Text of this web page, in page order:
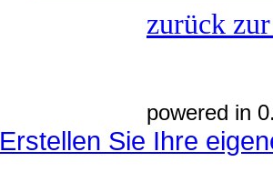
zurück
powered in
Erstellen Sie Ihre